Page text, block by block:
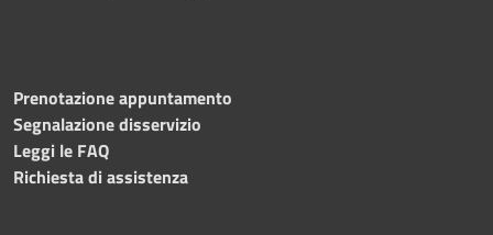
Prenotazione appuntamento
Segnalazione disservizio
Leggi le FAQ
Richiesta di assistenza